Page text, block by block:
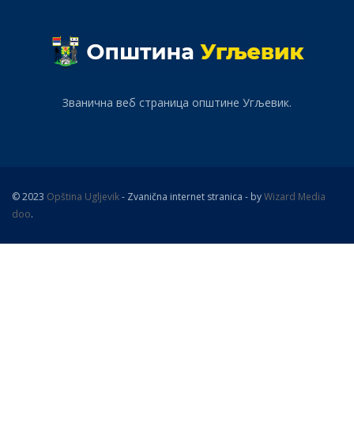
Званична веб страница општине Угљевик.
© 2023 Opština Ugljevik- Zvanična internet stranica - byWizard Media
doo.